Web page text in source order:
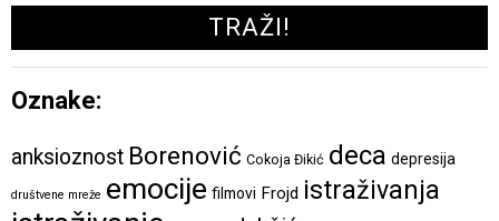
Oznake:
anksioznost Borenović Cokoja Đikić deca depresija
društvene mreže emocije filmovi Frojd istraživanja